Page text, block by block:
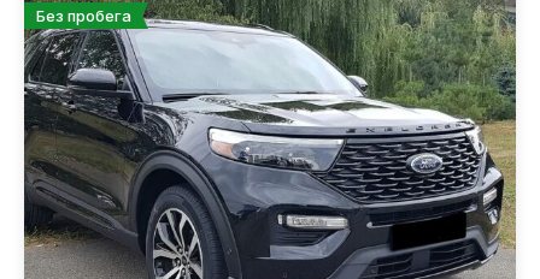
Без пробега